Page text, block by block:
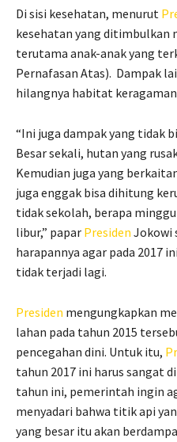
Di sisi kesehatan, menurut
kesehatan yang ditimbulkan
terutama anak-anak yang
Pernafasan Atas). Dampak
hilangnya habitat
“Ini juga dampak yang tidak
Besar sekali, hutan yang
Kemudian juga yang
juga enggak bisa dihitung
tidak sekolah, berapa
libur,” papar Presiden Jokowi
harapannya agar pada 2017
tidak terjadi lagi.
Presiden mengungkapkan
lahan pada tahun 2015
pencegahan dini. Untuk itu,
tahun 2017 ini harus sangat
tahun ini, pemerintah ingin
menyadari bahwa titik api
yang besar itu akan